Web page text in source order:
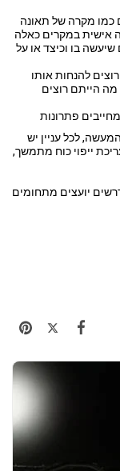
כמו מקרה של תאונה
אישית במקרים כאלה
בו וכיצד או על
להנחות אותו
הייתם רוצים
פתרונות
לכל עניין יש
ייפוי כוח מתמשך,
יועצים מתחומים